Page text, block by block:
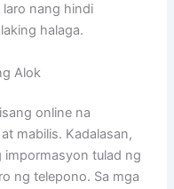
laro nang hindi
halaga.
Alok
online na
mabilis. Kadalasan,
impormasyon tulad ng
ng telepono. Sa mga